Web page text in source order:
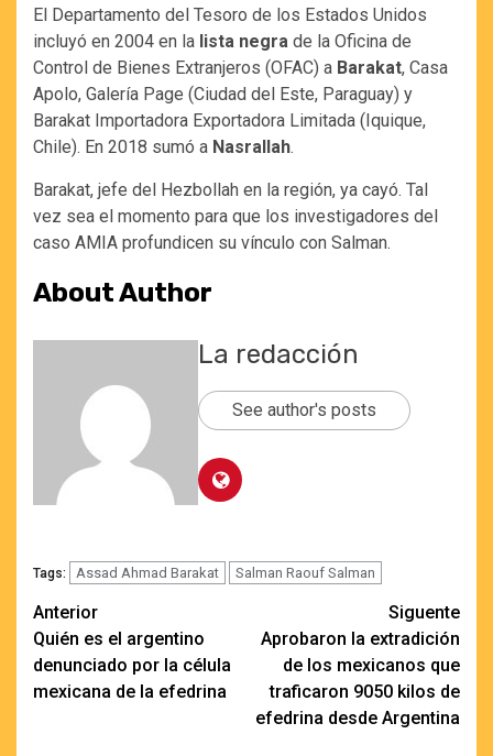
El Departamento del Tesoro de los Estados Unidos
incluyó en 2004 en la lista negra de la Oficina de
Control de Bienes Extranjeros (OFAC) a Barakat, Casa
Apolo, Galería Page (Ciudad del Este, Paraguay) y
Barakat Importadora Exportadora Limitada (Iquique,
Chile). En 2018 sumó a Nasrallah.
Barakat, jefe del Hezbollah en la región, ya cayó. Tal
vez sea el momento para que los investigadores del
caso AMIA profundicen su vínculo con Salman.
About Author
La redacción
See author's posts
Tags: Assad Ahmad Barakat Salman Raouf Salman
Navegación
de
entradas
Anterior
Quién es el argentino
denunciado por la célula
mexicana de la efedrina
Siguente
Aprobaron la extradición
de los mexicanos que
traficaron 9050 kilos de
efedrina desde Argentina